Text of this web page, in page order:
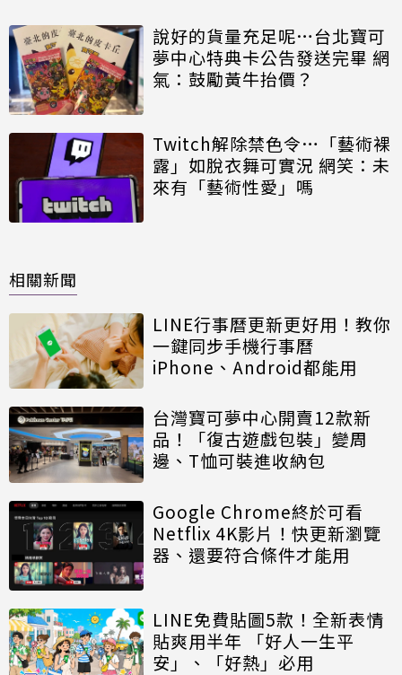
說好的貨量充足呢…台北寶可
夢中心特典卡公告發送完畢 網
氣：鼓勵黃牛抬價？
Twitch解除禁色令…「藝術裸
露」如脫衣舞可實況 網笑：未
來有「藝術性愛」嗎
相關新聞
LINE行事曆更新更好用！教你
一鍵同步手機行事曆
iPhone、Android都能用
台灣寶可夢中心開賣12款新
品！「復古遊戲包裝」變周
邊、T恤可裝進收納包
Google Chrome終於可看
Netflix 4K影片！快更新瀏覽
器、還要符合條件才能用
LINE免費貼圖5款！全新表情
貼爽用半年 「好人一生平
安」、「好熱」必用